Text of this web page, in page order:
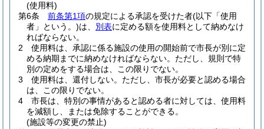
(使用料)
第6条
前条第1項の規定による承認を受けた者(以下「使用
者」という。)は、 別表に定める額を使用料として納めなけ
ればならない。
2
使用料は、承認に係る施設の使用の開始前で市長が別に定
める納期までに納めなければならない。 ただし、規則で特
別の定めをする場合は、この限りでない。
3
使用料は、還付しない。 ただし、市長が必要と認める場合
は、この限りでない。
4
市長は、特別の事情があると認める者に対しては、使用料
を減額し、または免除することができる。
(施設等の変更の禁止)